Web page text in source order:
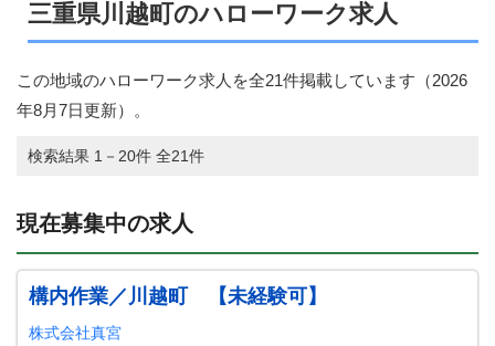
三重県川越町のハローワーク求人
この地域のハローワーク求人を全21件掲載しています（2026
年8月7日更新）。
検索結果 1－20件 全21件
現在募集中の求人
構内作業／川越町 【未経験可】
株式会社真宮